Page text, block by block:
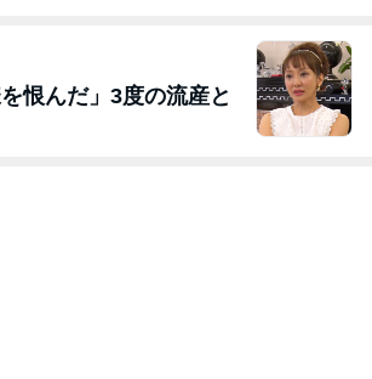
恨んだ」3度の流産と